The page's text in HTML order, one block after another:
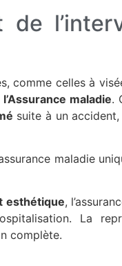
de
comme celles à
maladie.
suite à un accident,
maladie
esthétique,
La
complète.